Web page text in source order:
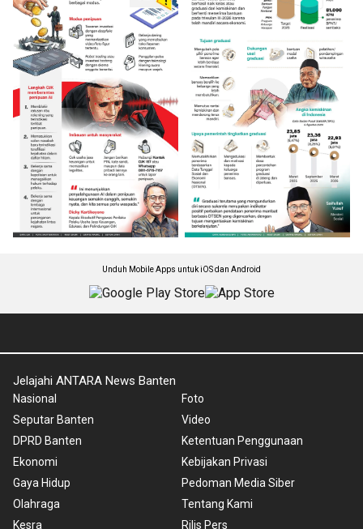
Unduh Mobile Apps untuk iOS dan Android
Jelajahi ANTARA News Banten
Nasional
Seputar Banten
DPRD Banten
Ekonomi
Gaya Hidup
Olahraga
Kesra
Foto
Video
Ketentuan Penggunaan
Kebijakan Privasi
Pedoman Media Siber
Tentang Kami
Rilis Pers